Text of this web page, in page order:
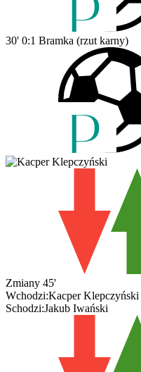
30' 0:1 Bramka (rzut karny)
Zmiany 45'
Wchodzi:Kacper Klepczyński
Schodzi:Jakub Iwański